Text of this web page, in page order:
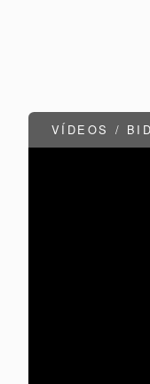
VÍDEOS /